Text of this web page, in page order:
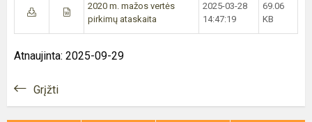
2020 m. mažos vertės
pirkimų ataskaita
2025-03-28
14:47:19
69.06
KB
Atnaujinta: 2025-09-29
Grįžti